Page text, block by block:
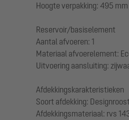
Hoogte verpakking: 495 mm
Reservoir/basiselement
Aantal afvoeren: 1
Materiaal afvoerelement:
Uitvoering aansluiting:
Afdekkingskarakteristieken
Soort afdekking:
Afdekkingsmateriaal: rvs